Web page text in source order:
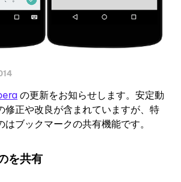
の更新をお知らせします。安定動
修正や改良が含まれていますが、特
はブックマークの共有機能です。
を共有